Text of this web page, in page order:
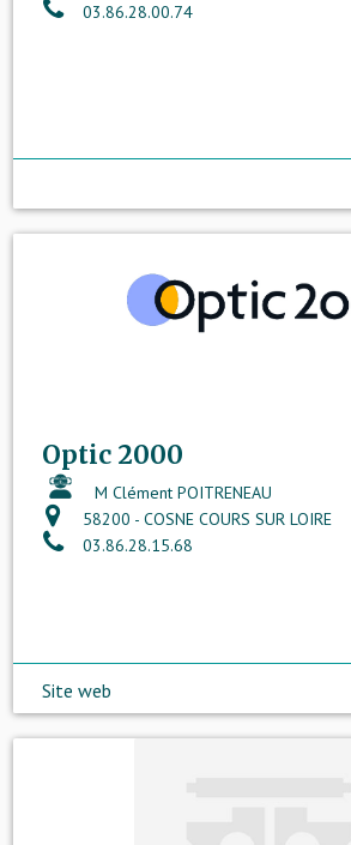
03.86.28.00.74
Optic 2000
M Clément POITRENEAU
58200 - COSNE COURS SUR LOIRE
03.86.28.15.68
Site web